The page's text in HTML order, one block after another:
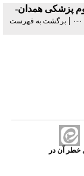
علوم پزشکی همدان-
| برگشت به فهرست
خطر آن در